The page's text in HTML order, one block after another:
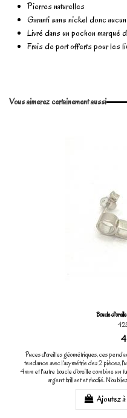
Pierres naturelles
Garanti sans nickel donc
Livré dans un pochon marqué
Frais de port offerts pour les
Vous aimerez certainement aussi
Boucle
Puces d'oreilles géométriques, ces
tendance avec l'asymétrie des 2 pièces,
4mm et l'autre boucle d'oreille combine un
argent brillant et rhodié.
Ajoutez